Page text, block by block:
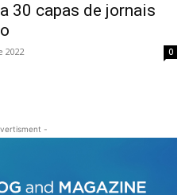
30 capas de jornais
2022 0
-